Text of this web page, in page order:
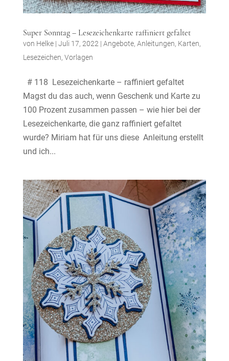
Super Sonntag – Lesezeichenkarte raffiniert gefaltet
von Helke| Juli 17, 2022| Angebote, Anleitungen, Karten,
Lesezeichen, Vorlagen
# 118 Lesezeichenkarte – raffiniert gefaltet
Magst du das auch, wenn Geschenk und Karte zu
100 Prozent zusammen passen – wie hier bei der
Lesezeichenkarte, die ganz raffiniert gefaltet
wurde? Miriam hat für uns diese Anleitung erstellt
und ich...